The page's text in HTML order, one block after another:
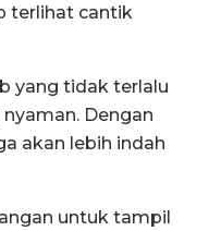
terlihat cantik
yang tidak terlalu
Dengan
akan lebih indah
untuk tampil